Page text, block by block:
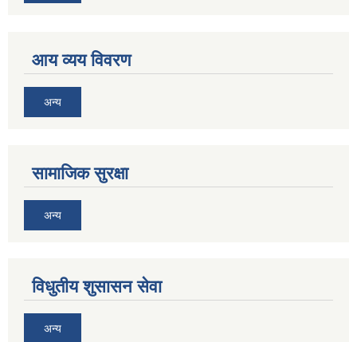
आय व्यय विवरण
अन्य
सामाजिक सुरक्षा
अन्य
विधुतीय शुसासन सेवा
अन्य